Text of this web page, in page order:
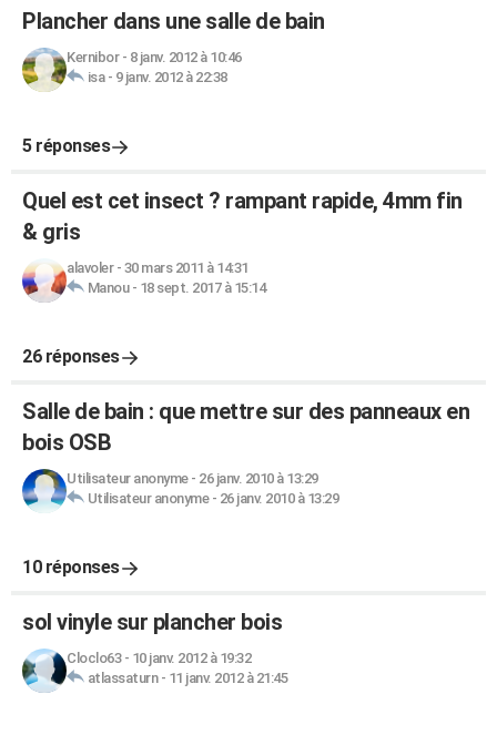
Plancher dans une salle de bain
Kernibor- 8 janv. 2012 à 10:46
isa- 9 janv. 2012 à 22:38
5 réponses
Quel est cet insect ? rampant rapide, 4mm fin
& gris
alavoler- 30 mars 2011 à 14:31
Manou- 18 sept. 2017 à 15:14
26 réponses
Salle de bain : que mettre sur des panneaux en
bois OSB
Utilisateur anonyme- 26 janv. 2010 à 13:29
Utilisateur anonyme- 26 janv. 2010 à 13:29
10 réponses
sol vinyle sur plancher bois
Cloclo63- 10 janv. 2012 à 19:32
atlassaturn- 11 janv. 2012 à 21:45